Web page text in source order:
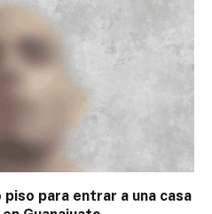
para entrar a una casa